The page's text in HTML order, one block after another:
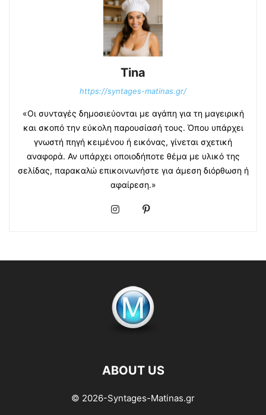
Tina
https://syntages-matinas.gr/
«Οι συνταγές δημοσιεύονται με αγάπη για τη μαγειρική
και σκοπό την εύκολη παρουσίασή τους. Όπου υπάρχει
γνωστή πηγή κειμένου ή εικόνας, γίνεται σχετική
αναφορά. Αν υπάρχει οποιοδήποτε θέμα με υλικό της
σελίδας, παρακαλώ επικοινωνήστε για άμεση διόρθωση ή
αφαίρεση.»
ABOUT US
© 2026-Syntages-Matinas.gr